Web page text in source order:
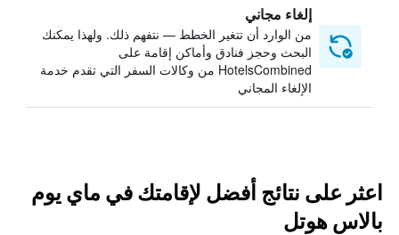
إلغاء مجاني
من الوارد أن تتغير الخطط — نتفهم ذلك. ولهذا يمكنك
البحث وحجز فنادق وأماكن إقامة على
HotelsCombined من وكالات السفر التي تقدم خدمة
الإلغاء المجاني
اعثر على نتائج أفضل لإقامتك في ماي يوم
بالاس هوتل